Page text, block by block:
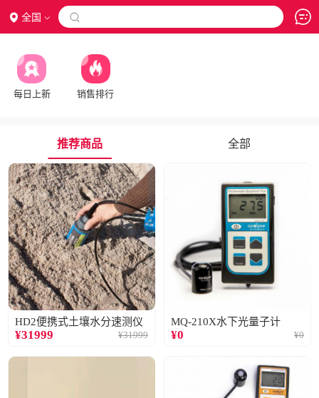
全国 
每日上新 销售排行
推荐商品 全部
HD2便携式土壤水分速测仪
¥31999 ¥31999
MQ-210X水下光量子计
¥0 ¥0